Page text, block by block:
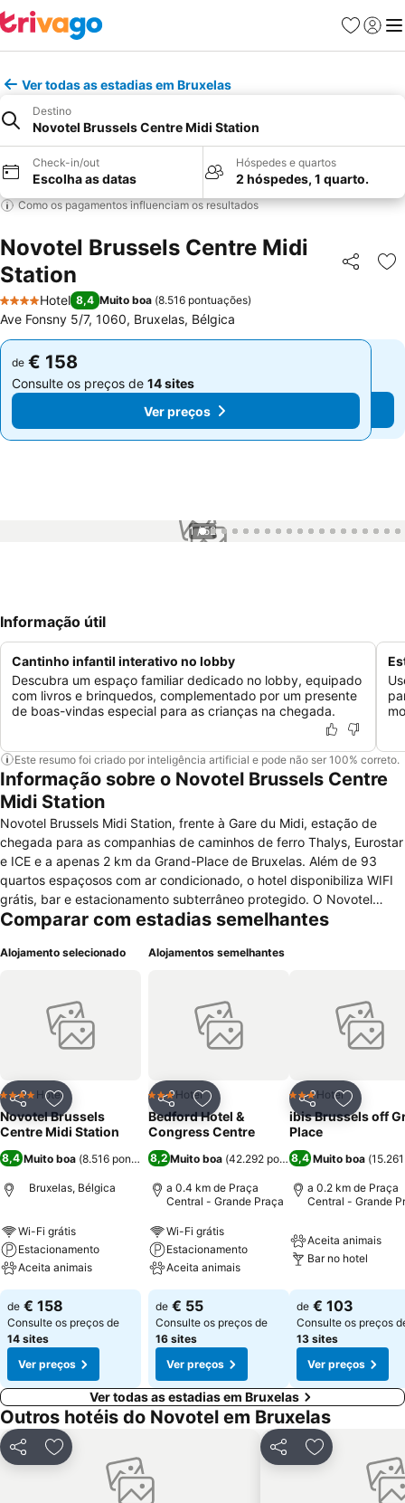
Favoritos
Iniciar
Ver todas as estadias em Bruxelas
Destino
Novotel Brussels Centre Midi Station
Check-in/out
Escolha as datas
Hóspedes e quartos
2 hóspedes, 1 quarto.
Como os pagamentos influenciam os resultados
Novotel Brussels Centre Midi
Station
Partilhar
4 Estrelas
Hotel 8,4 Muito boa (8.516 pontuações)
Ave Fonsny 5/7, 1060, Bruxelas, Bélgica
de € 158
Consulte os preços de 14 sites
Ver preços
de € 158
Consulte os preços de 14 sites
Ver preços
1 / 52
Informação útil
Cantinho infantil interativo no lobby
Descubra um espaço familiar dedicado no lobby, equipado
com livros e brinquedos, complementado por um presente
de boas-vindas especial para as crianças na chegada.
Este resumo foi criado por inteligência artificial e pode não ser 100% correto.
Informação sobre o Novotel Brussels Centre
Midi Station
Novotel Brussels Midi Station, frente à Gare du Midi, estação de
chegada para as companhias de caminhos de ferro Thalys, Eurostar
e ICE e a apenas 2 km da Grand-Place de Bruxelas. Além de 93
quartos espaçosos com ar condicionado, o hotel disponibiliza WIFI
grátis, bar e estacionamento subterrâneo protegido. O Novotel
Brussels Midi Station tem localização ideal para descobrir Bruxelas;
Expo e do Atomium.
Comparar com estadias semelhantes
Alojamento selecionado
PartilharAdicionar aos favoritos
4 EstrelasHotel
Novotel Brussels
Centre Midi Station
8,4 Muito boa (8.516 pontuações)
Bruxelas, Bélgica
Wi-Fi grátis
Estacionamento
Aceita animais
de € 158
Consulte os preços de
14 sites
Ver preços
Alojamentos semelhantes
PartilharAdicionar aos favoritos
3 Estrelas
Hotel
Bedford Hotel &
Congress Centre
8,2 Muito boa (42.292 pontuações)
a 0.4 km de Praça
Central - Grande Praça
Wi-Fi grátis
Estacionamento
Aceita animais
de € 55
Consulte os preços de
16 sites
Ver preços
Partilhar
3 Estrelas
Hotel
ibis Brussels off
Place
8,4 Muito boa (
a 0.2 km de Praça
Central - Grande
Aceita animais
Bar no hotel
de € 103
Consulte os preços
13 sites
Ver preços
Ver todas as estadias em Bruxelas
Outros hotéis do Novotel em Bruxelas
PartilharAdicionar aos favoritos PartilharAdicionar